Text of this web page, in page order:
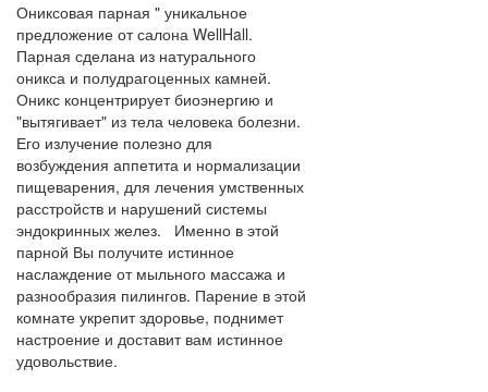
Ониксовая парная " уникальное
предложение от салона WellHall.
Парная сделана из натурального
оникса и полудрагоценных камней.
Оникс концентрирует биоэнергию и
"вытягивает" из тела человека болезни.
Его излучение полезно для
возбуждения аппетита и нормализации
пищеварения, для лечения умственных
расстройств и нарушений системы
эндокринных желез. Именно в этой
парной Вы получите истинное
наслаждение от мыльного массажа и
разнообразия пилингов. Парение в этой
комнате укрепит здоровье, поднимет
настроение и доставит вам истинное
удовольствие.